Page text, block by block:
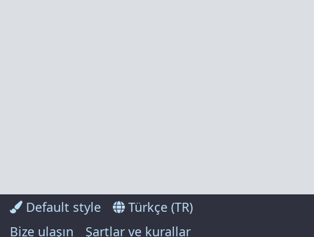
Default style
Türkçe (TR)
Bize ulaşın
Şartlar ve kurallar